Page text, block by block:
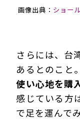
画像出典： ショー
さらには、台
あるとのこと。
使い心地を購
感じている方
で足を運んで